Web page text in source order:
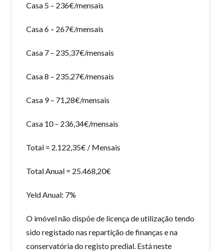
Casa 5 – 236€/mensais
Casa 6 – 267€/mensais
Casa 7 – 235,37€/mensais
Casa 8 – 235,27€/mensais
Casa 9 – 71,28€/mensais
Casa 10 – 236,34€/mensais
Total = 2.122,35€ / Mensais
Total Anual = 25.468,20€
Yeld Anual: 7%
O imóvel não dispõe de licença de utilização tendo
sido registado nas repartição de finanças e na
conservatória do registo predial. Está neste